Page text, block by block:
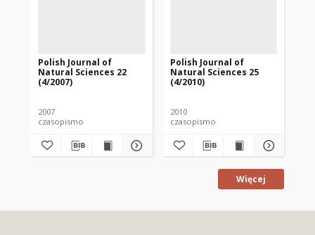
Polish Journal of
Natural Sciences 22
(4/2007)
2007
czasopismo
Polish Journal of
Natural Sciences 25
(4/2010)
2010
czasopismo
Więcej